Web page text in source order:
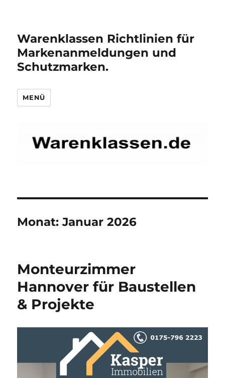
Warenklassen Richtlinien für
Markenanmeldungen und
Schutzmarken.
MENÜ
Monat:Januar 2026
Monteurzimmer
Hannover für Baustellen
& Projekte